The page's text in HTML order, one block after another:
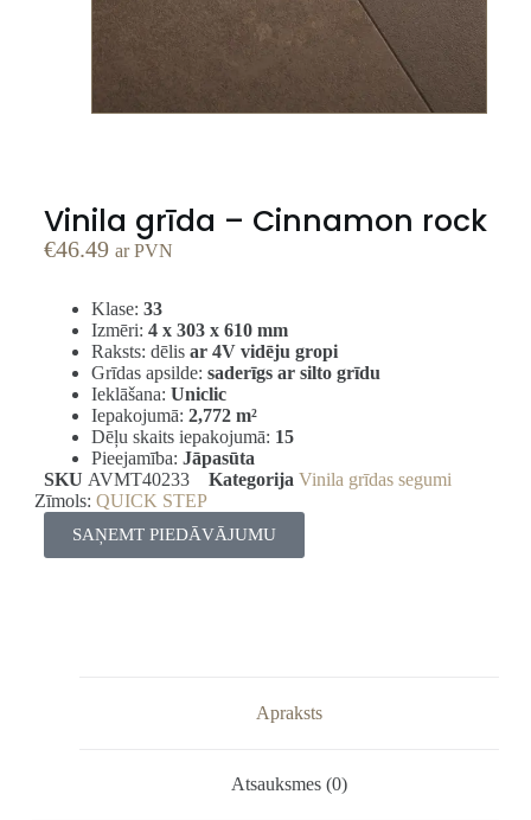
Vinila grīda – Cinnamon rock
€46.49 ar PVN
Klase: 33
Izmēri: 4 x 303 x 610 mm
Raksts: dēlis ar 4V vidēju gropi
Grīdas apsilde: saderīgs ar silto grīdu
Ieklāšana: Uniclic
Iepakojumā: 2,772 m²
Dēļu skaits iepakojumā: 15
Pieejamība: Jāpasūta
SKU AVMT40233 Kategorija Vinila grīdas segumi
Zīmols: QUICK STEP
SAŅEMT PIEDĀVĀJUMU
Apraksts
Atsauksmes (0)